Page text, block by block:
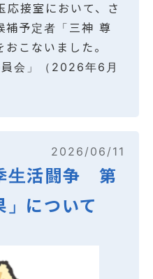
接室において、さ
補予定者「三神 尊
おこないました。
会」（2026年6月
2026/06/11
生活闘争 第
について